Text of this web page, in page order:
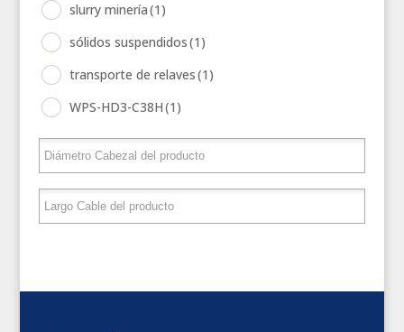
slurry minería(1)
sólidos suspendidos(1)
transporte de relaves(1)
WPS-HD3-C38H(1)